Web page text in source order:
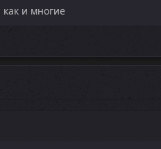
как и многие